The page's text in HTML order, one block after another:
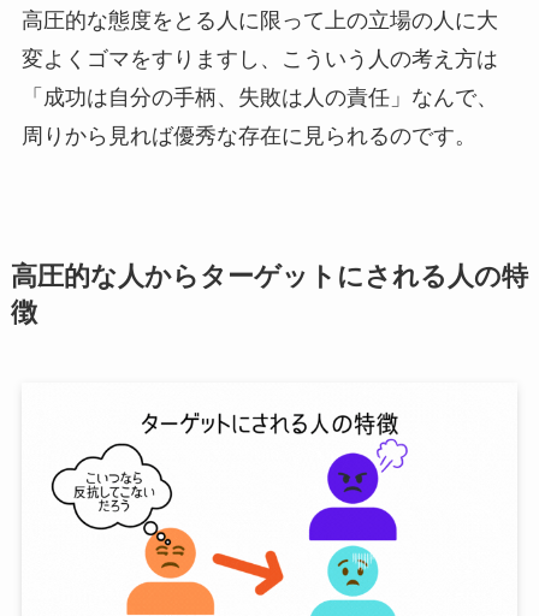
高圧的な態度をとる人に限って上の立場の人に大
変よくゴマをすりますし、こういう人の考え方は
「成功は自分の手柄、失敗は人の責任」なんで、
周りから見れば優秀な存在に見られるのです。
高圧的な人からターゲットにされる人の特
徴